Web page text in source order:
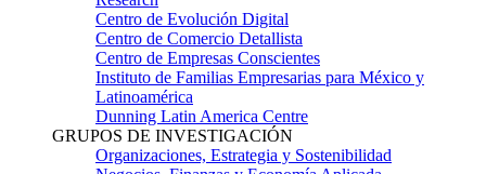
Centro de Evolución Digital
Centro de Comercio Detallista
Centro de Empresas Conscientes
Instituto de Familias Empresarias para México y
Latinoamérica
Dunning Latin America Centre
GRUPOS DE INVESTIGACIÓN
Organizaciones, Estrategia y Sostenibilidad